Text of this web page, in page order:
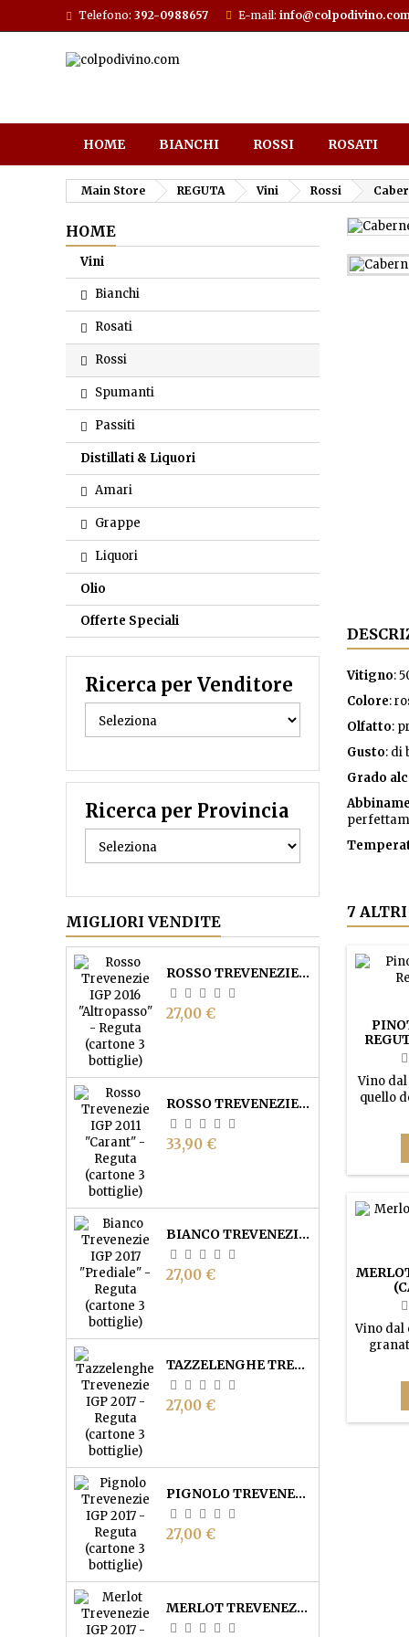
Telefono: 392-0988657 E-mail:
HOME BIANCHI ROSSI ROSATI
Main Store REGUTA Vini Rossi
HOME
Vini
Bianchi
Rosati
Rossi
Spumanti
Passiti
Distillati & Liquori
Amari
Grappe
Liquori
Olio
Offerte Speciali
Ricerca per Venditore
Ricerca per Provincia
MIGLIORI VENDITE
ROSSO TREVENEZIE IGP "ALTROPASSO" - REGUTA (CARTONE 3 BOTTIGLIE)
Prezzo
27,00 €
ROSSO TREVENEZIE IGP "CARANT" - REGUTA (CARTONE 3 BOTTIGLIE)
Prezzo
33,90 €
BIANCO TREVENEZIE IGP "PREDIALE" - REGUTA (CARTONE 3 BOTTIGLIE)
Prezzo
27,00 €
TAZZELENGHE TREVENEZIE IGP - REGUTA (CARTONE 3 BOTTIGLIE)
Prezzo
27,00 €
PIGNOLO TREVENEZIE IGP - REGUTA (CARTONE 3 BOTTIGLIE)
Prezzo
27,00 €
MERLOT TREVENEZIE IGP - REGUTA (CARTONE 3 BOTTIGLIE)
Vitigno:
Colore:
Olfatto:
Gusto: di
Grado
7 ALTRI
Vino
quello
Vino dal
se